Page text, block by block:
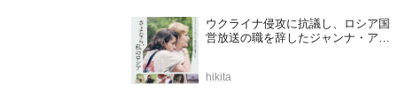
ウクライナ侵攻に抗議し、ロシア国
営放送の職を辞したジャンナ・アガ
決定
hikita